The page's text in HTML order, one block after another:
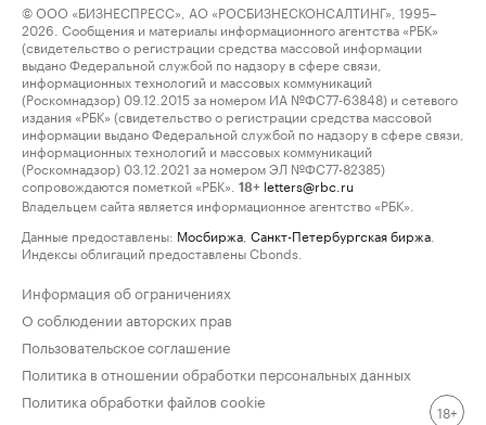
© ООО «БИЗНЕСПРЕСС», АО «РОСБИЗНЕСКОНСАЛТИНГ», 1995–
2026. Сообщения и материалы информационного агентства «РБК»
(свидетельство о регистрации средства массовой информации
выдано Федеральной службой по надзору в сфере связи,
информационных технологий и массовых коммуникаций
(Роскомнадзор) 09.12.2015 за номером ИА №ФС77-63848) и сетевого
издания «РБК» (свидетельство о регистрации средства массовой
информации выдано Федеральной службой по надзору в сфере связи,
информационных технологий и массовых коммуникаций
(Роскомнадзор) 03.12.2021 за номером ЭЛ №ФС77-82385)
сопровождаются пометкой «РБК».
18+ letters@rbc.ru
Владельцем сайта является информационное агентство «РБК».
Данные предоставлены: Мосбиржа Санкт-Петербургская биржа
Индексы облигаций предоставлены Cbonds.
Информация об ограничениях
О соблюдении авторских прав
Пользовательское соглашение
Политика в отношении обработки персональных данных
Политика обработки файлов cookie
18+